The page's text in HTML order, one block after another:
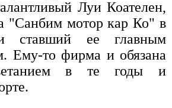
Луи Коателен,
"Санбим мотор кар Ко" в
ставший ее главным
Ему-то фирма и обязана
в те годы и